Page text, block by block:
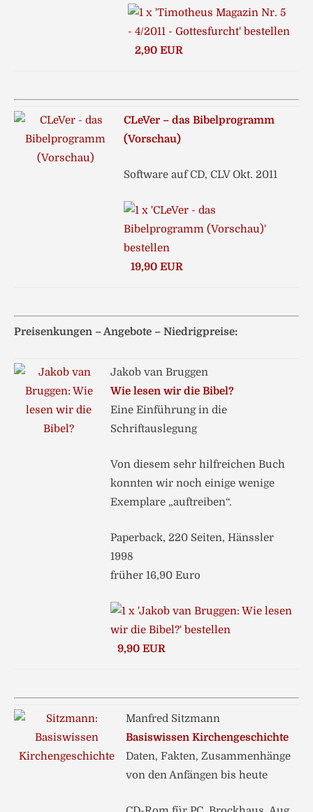
2,90 EUR
CLeVer – das Bibelprogramm
(Vorschau)
Software auf CD, CLV Okt. 2011
19,90 EUR
Preisenkungen – Angebote – Niedrigpreise:
Jakob van Bruggen
Wie lesen wir die Bibel?
Eine Einführung in die
Schriftauslegung
Von diesem sehr hilfreichen Buch
konnten wir noch einige wenige
Exemplare „auftreiben“.
Paperback, 220 Seiten, Hänssler
1998
früher 16,90 Euro
9,90 EUR
Manfred Sitzmann
Basiswissen Kirchengeschichte
Daten, Fakten, Zusammenhänge
von den Anfängen bis heute